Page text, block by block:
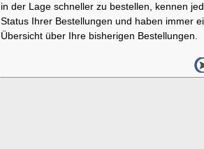
in der Lage schneller zu bestellen, kennen
Status Ihrer Bestellungen und haben immer
Übersicht über Ihre bisherigen Bestellungen.